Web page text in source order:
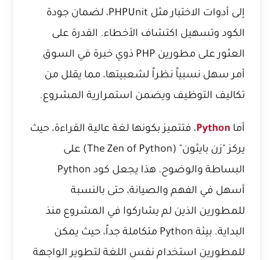
إلى أدوات الاختبار مثل PHPUnit، لضمان جودة
الكود وتسهيل اكتشاف الأخطاء. القدرة على
العثور على مطورين PHP ذوي خبرة في السوق
أمر سهل نسبياً نظراً لشعبيتها، مما يقلل من
تكاليف التوظيف ويضمن استمرارية المشروع.
أما Python، فتتميز بكونها لغة عالية القراءة، حيث
يركز "زن بايثون" (The Zen of Python) على
البساطة والوضوح. هذا يجعل كود Python
أسهل في الفهم والصيانة، حتى بالنسبة
للمطورين الذين لم يشاركوا في المشروع منذ
البداية. بيئة Python متكاملة جداً، حيث يمكن
للمطورين استخدام نفس اللغة لتطوير الواجهة